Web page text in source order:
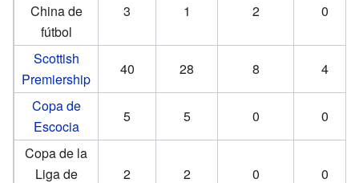
China de
fútbol
3 1 2 0
Scottish
Premiership
40 28 8
4
Copa de
Escocia
5 5 0
0
Copa de la
Liga de
2 2 0 0